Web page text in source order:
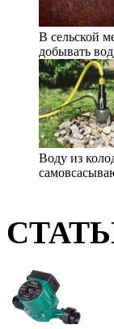
В сельской
добывать
Воду из